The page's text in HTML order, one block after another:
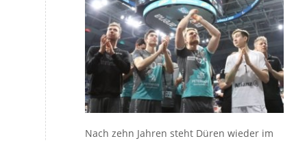
Nach zehn Jahren steht Düren wieder im